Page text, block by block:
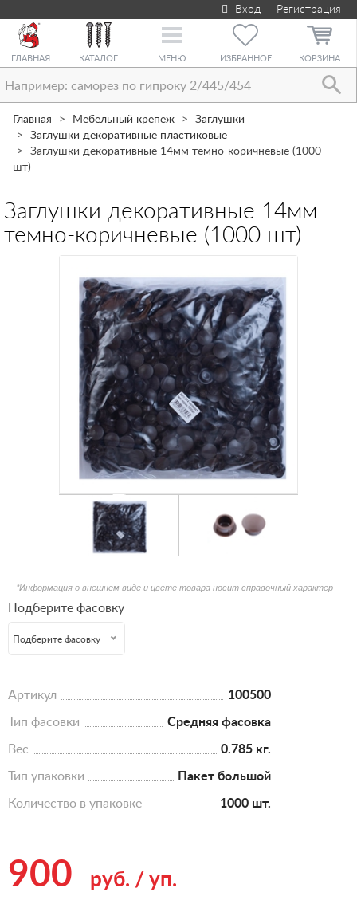
Вход Регистрация
ГЛАВНАЯ КАТАЛОГ
Toggle
МЕНЮ ИЗБРАННОЕ КОРЗИНА
Главная Мебельный крепеж
Заглушки
Заглушки декоративные пластиковые
Заглушки декоративные 14мм темно-коричневые (1000
шт)
Заглушки декоративные 14мм
темно-коричневые (1000 шт)
*Информация о внешнем виде и цвете товара носит справочный характер
Подберите фасовку
Подберите фасовку
Артикул 100500
Тип фасовки Средняя фасовка
Вес 0.785 кг.
Тип упаковки Пакет большой
Количество в упаковке 1000 шт.
900 руб. / уп.